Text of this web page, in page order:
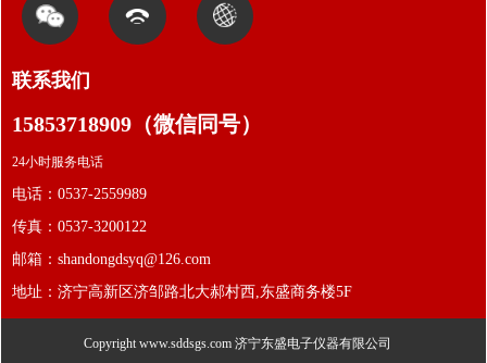
联系我们
15853718909（微信同号）
24小时服务电话
电话：0537-2559989
传真：0537-3200122
邮箱：shandongdsyq@126.com
地址：济宁高新区济邹路北大郝村西,东盛商务楼5F
Copyright www.sddsgs.com 济宁东盛电子仪器有限公司